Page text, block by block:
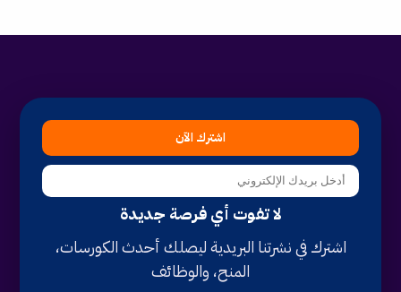
اشترك الآن
لا تفوت أي فرصة جديدة
اشترك في نشرتنا البريدية ليصلك أحدث الكورسات،
المنح، والوظائف